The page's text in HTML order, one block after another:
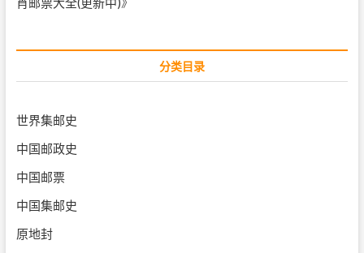
分类目录
世界集邮史
中国邮政史
中国邮票
中国集邮史
原地封